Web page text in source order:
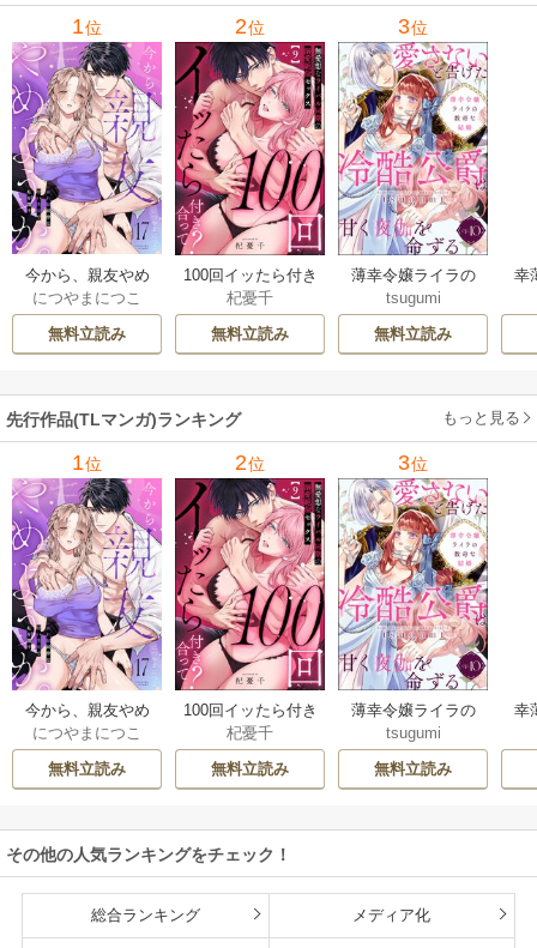
1位
今から、親友やめ
ようか。～腐れ縁
同僚は甘い快楽で
私を壊す～
につやまにつこ
無料立読み
2位
100回イッたら付き
合って？ 無愛想な
ライバル同期の溺
愛絶倫セックス
杞憂千
無料立読み
3位
薄幸令嬢ライラの
数奇な結婚 愛さな
いと告げた冷酷公
爵は甘く夜伽を命
tsugumi
無料立読み
幸
先行作品(TLマンガ)ランキング もっと見る
1位
今から、親友やめ
ようか。～腐れ縁
同僚は甘い快楽で
私を壊す～
につやまにつこ
無料立読み
2位
100回イッたら付き
合って？ 無愛想な
ライバル同期の溺
愛絶倫セックス
杞憂千
無料立読み
3位
薄幸令嬢ライラの
数奇な結婚 愛さな
いと告げた冷酷公
爵は甘く夜伽を命
tsugumi
無料立読み
幸
その他の人気ランキングをチェック！
総合ランキング メディア化